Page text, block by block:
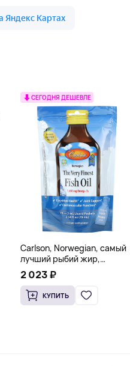
СЕГОДНЯ ДЕШЕВЛЕ
Carlson, Norwegian, самый
лучший рыбий жир,
натуральный лимон, 15
пакетиков (5 мл) каждый
2 023 ₽
КУПИТЬ